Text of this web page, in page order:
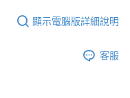
顯示電腦版詳細說明
客服